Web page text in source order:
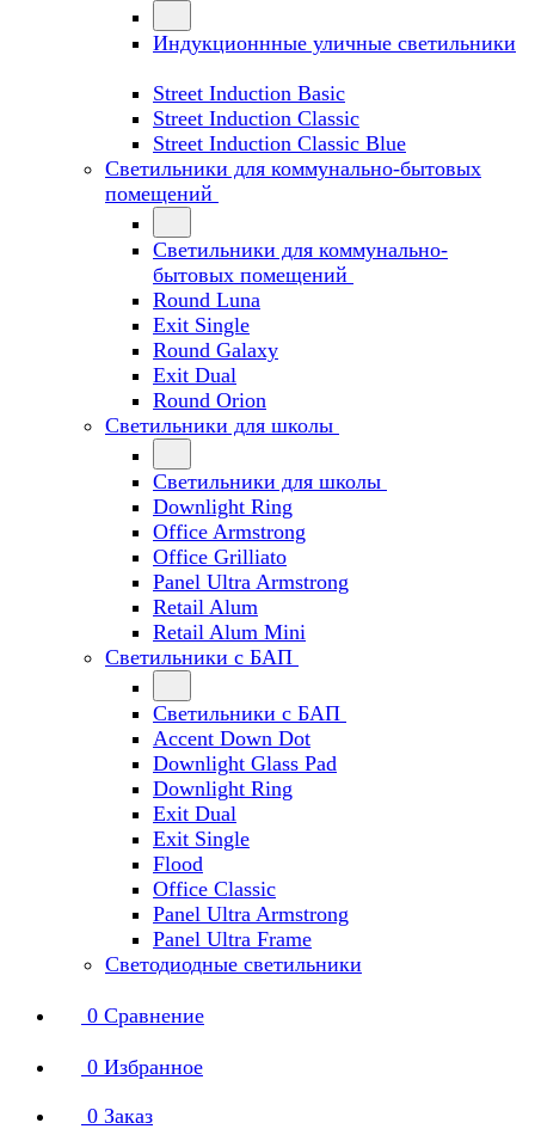
Индукционнные уличные светильники
Street Induction Basic
Street Induction Classic
Street Induction Classic Blue
Светильники для коммунально-бытовых
помещений
Светильники для коммунально-
бытовых помещений
Round Luna
Exit Single
Round Galaxy
Exit Dual
Round Orion
Светильники для школы
Светильники для школы
Downlight Ring
Office Armstrong
Office Grilliato
Panel Ultra Armstrong
Retail Alum
Retail Alum Mini
Светильники с БАП
Светильники с БАП
Accent Down Dot
Downlight Glass Pad
Downlight Ring
Exit Dual
Exit Single
Flood
Office Classic
Panel Ultra Armstrong
Panel Ultra Frame
Светодиодные светильники
0 Сравнение
0 Избранное
0 Заказ